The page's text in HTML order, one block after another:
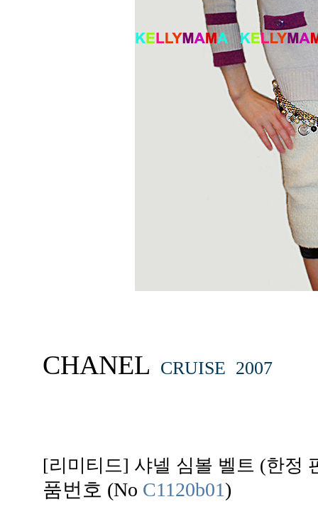
CHANEL CRUISE 2007
[리미티드] 샤넬 심볼 벨트 (한정
품번호 (No C1120b01)